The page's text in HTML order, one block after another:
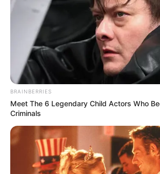
Tampil Lebih Modern, 7 Potret
Hasil Renovasi Rumah Berusia
90 Tahun
BRAINBERRIES
Meet The 6 Legendary Child Actors Who
Criminals